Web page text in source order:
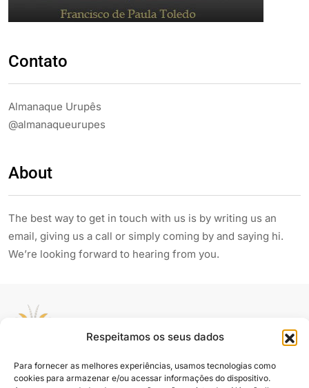
Respeitamos os seus dados
Para fornecer as melhores experiências, usamos tecnologias como
cookies para armazenar e/ou acessar informações do dispositivo.
Contato
Almanaque Urupês
@almanaqueurupes
About
The best way to get in touch with us is by writing us an
email, giving us a call or simply coming by and saying hi.
We’re looking forward to hearing from you.
Siga e compartilhe